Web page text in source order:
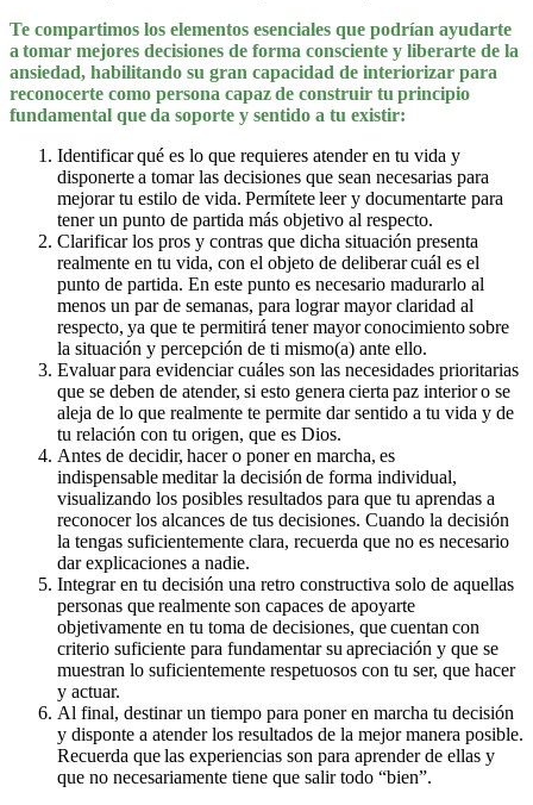
Te compartimos los elementos esenciales que podrían ayudarte
a tomar mejores decisiones de forma consciente y liberarte de la
ansiedad, habilitando su gran capacidad de interiorizar para
reconocerte como persona capaz de construir tu principio
fundamental que da soporte y sentido a tu existir:
Identificar qué es lo que requieres atender en tu vida y
disponerte a tomar las decisiones que sean necesarias para
mejorar tu estilo de vida. Permítete leer y documentarte para
tener un punto de partida más objetivo al respecto.
Clarificar los pros y contras que dicha situación presenta
realmente en tu vida, con el objeto de deliberar cuál es el
punto de partida. En este punto es necesario madurarlo al
menos un par de semanas, para lograr mayor claridad al
respecto, ya que te permitirá tener mayor conocimiento sobre
la situación y percepción de ti mismo(a) ante ello.
Evaluar para evidenciar cuáles son las necesidades prioritarias
que se deben de atender, si esto genera cierta paz interior o se
aleja de lo que realmente te permite dar sentido a tu vida y de
tu relación con tu origen, que es Dios.
Antes de decidir, hacer o poner en marcha, es
indispensable meditar la decisión de forma individual,
visualizando los posibles resultados para que tu aprendas a
reconocer los alcances de tus decisiones. Cuando la decisión
la tengas suficientemente clara, recuerda que no es necesario
dar explicaciones a nadie.
Integrar en tu decisión una retro constructiva solo de aquellas
personas que realmente son capaces de apoyarte
objetivamente en tu toma de decisiones, que cuentan con
criterio suficiente para fundamentar su apreciación y que se
muestran lo suficientemente respetuosos con tu ser, que hacer
y actuar.
Al final, destinar un tiempo para poner en marcha tu decisión
y disponte a atender los resultados de la mejor manera posible.
Recuerda que las experiencias son para aprender de ellas y
que no necesariamente tiene que salir todo “bien”.